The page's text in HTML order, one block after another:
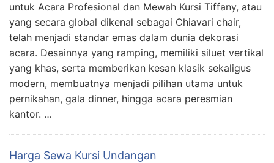
untuk Acara Profesional dan Mewah Kursi Tiffany, atau
yang secara global dikenal sebagai Chiavari chair,
telah menjadi standar emas dalam dunia dekorasi
acara. Desainnya yang ramping, memiliki siluet vertikal
yang khas, serta memberikan kesan klasik sekaligus
modern, membuatnya menjadi pilihan utama untuk
pernikahan, gala dinner, hingga acara peresmian
kantor. …
Harga Sewa Kursi Undangan